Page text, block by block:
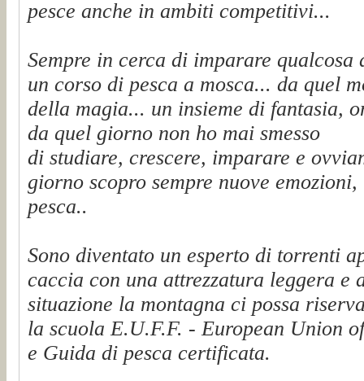
pesce anche in ambiti competitivi...
Sempre in cerca di imparare
un corso di pesca a mosca... da quel
della magia... un insieme di fantasia,
da quel giorno non ho mai smesso
di studiare, crescere, imparare e
giorno scopro sempre nuove
pesca..
Sono diventato un esperto di torrenti
caccia con una attrezzatura leggera e
situazione la montagna ci possa
la scuola E.U.F.F. - European Union
e Guida di pesca certificata.